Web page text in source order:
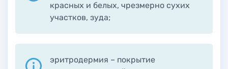
красных и белых, чрезмерно сухих
участков, зуда;
эритродермия – покрытие